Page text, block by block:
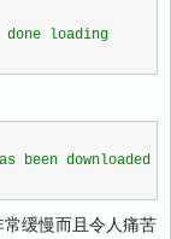
loading
been downloaded
缓慢而且令人痛苦